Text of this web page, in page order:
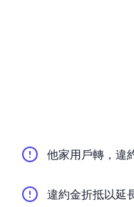
他家用戶轉，違
違約金折抵以延